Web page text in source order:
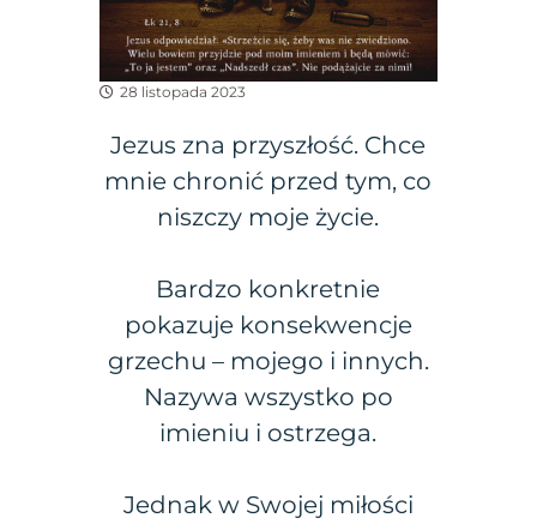
28 listopada 2023
Jezus zna przyszłość. Chce
mnie chronić przed tym, co
niszczy moje życie.
Bardzo konkretnie
pokazuje konsekwencje
grzechu – mojego i innych.
Nazywa wszystko po
imieniu i ostrzega.
Jednak w Swojej miłości